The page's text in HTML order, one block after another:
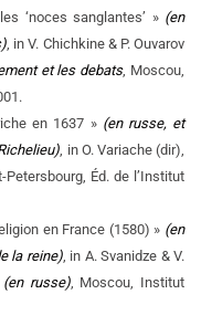
‘noces sanglantes’ » (en
, in V. Chichkine & P. Ouvarov
et les debats, Moscou,
en 1637 » (en russe, et
, in O. Variache (dir),
Petersbourg, Éd. de l’Institut
en France (1580) » (en
la reine), in A. Svanidze & V.
(en russe), Moscou, Institut